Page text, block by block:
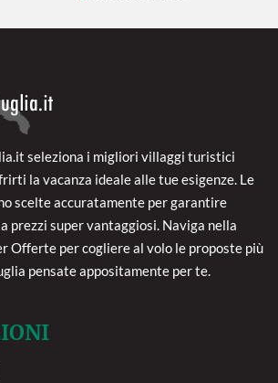
seleziona i migliori villaggi turistici
la vacanza ideale alle tue esigenze. Le
scelte accuratamente per garantire
prezzi super vantaggiosi. Naviga nella
Offerte per cogliere al volo le proposte più
pensate appositamente per te.